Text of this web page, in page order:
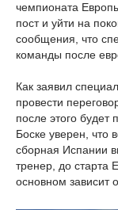
чемпионата
пост и уйти на
сообщения, что
команды после
Как заявил
провести
после этого
Боске уверен, что
сборная Испании
тренер, до старта
основном зависит